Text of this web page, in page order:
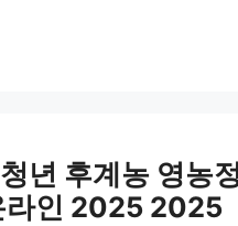
년 후계농 영농
라인 2025 2025